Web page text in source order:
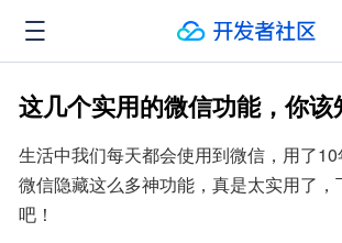
这几个实用的微信功能，你该
生活中我们每天都会使用到微信，用了
微信隐藏这么多神功能，真是太实用了
吧！